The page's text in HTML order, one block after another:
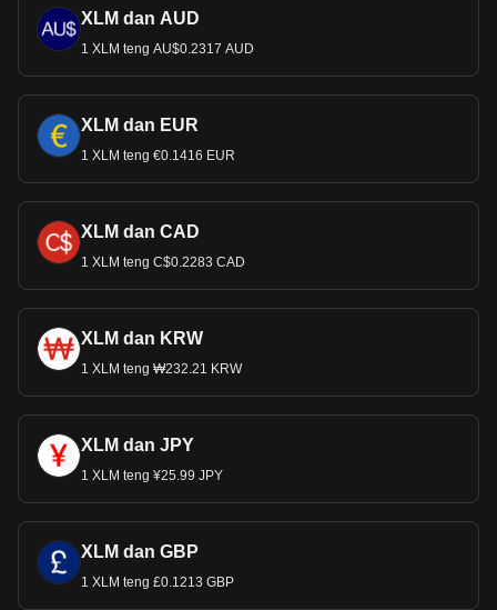
XLM dan AUD
1 XLM teng AU$0.2317 AUD
XLM dan EUR
1 XLM teng €0.1416 EUR
XLM dan CAD
1 XLM teng C$0.2283 CAD
XLM dan KRW
1 XLM teng ₩232.21 KRW
XLM dan JPY
1 XLM teng ¥25.99 JPY
XLM dan GBP
1 XLM teng £0.1213 GBP